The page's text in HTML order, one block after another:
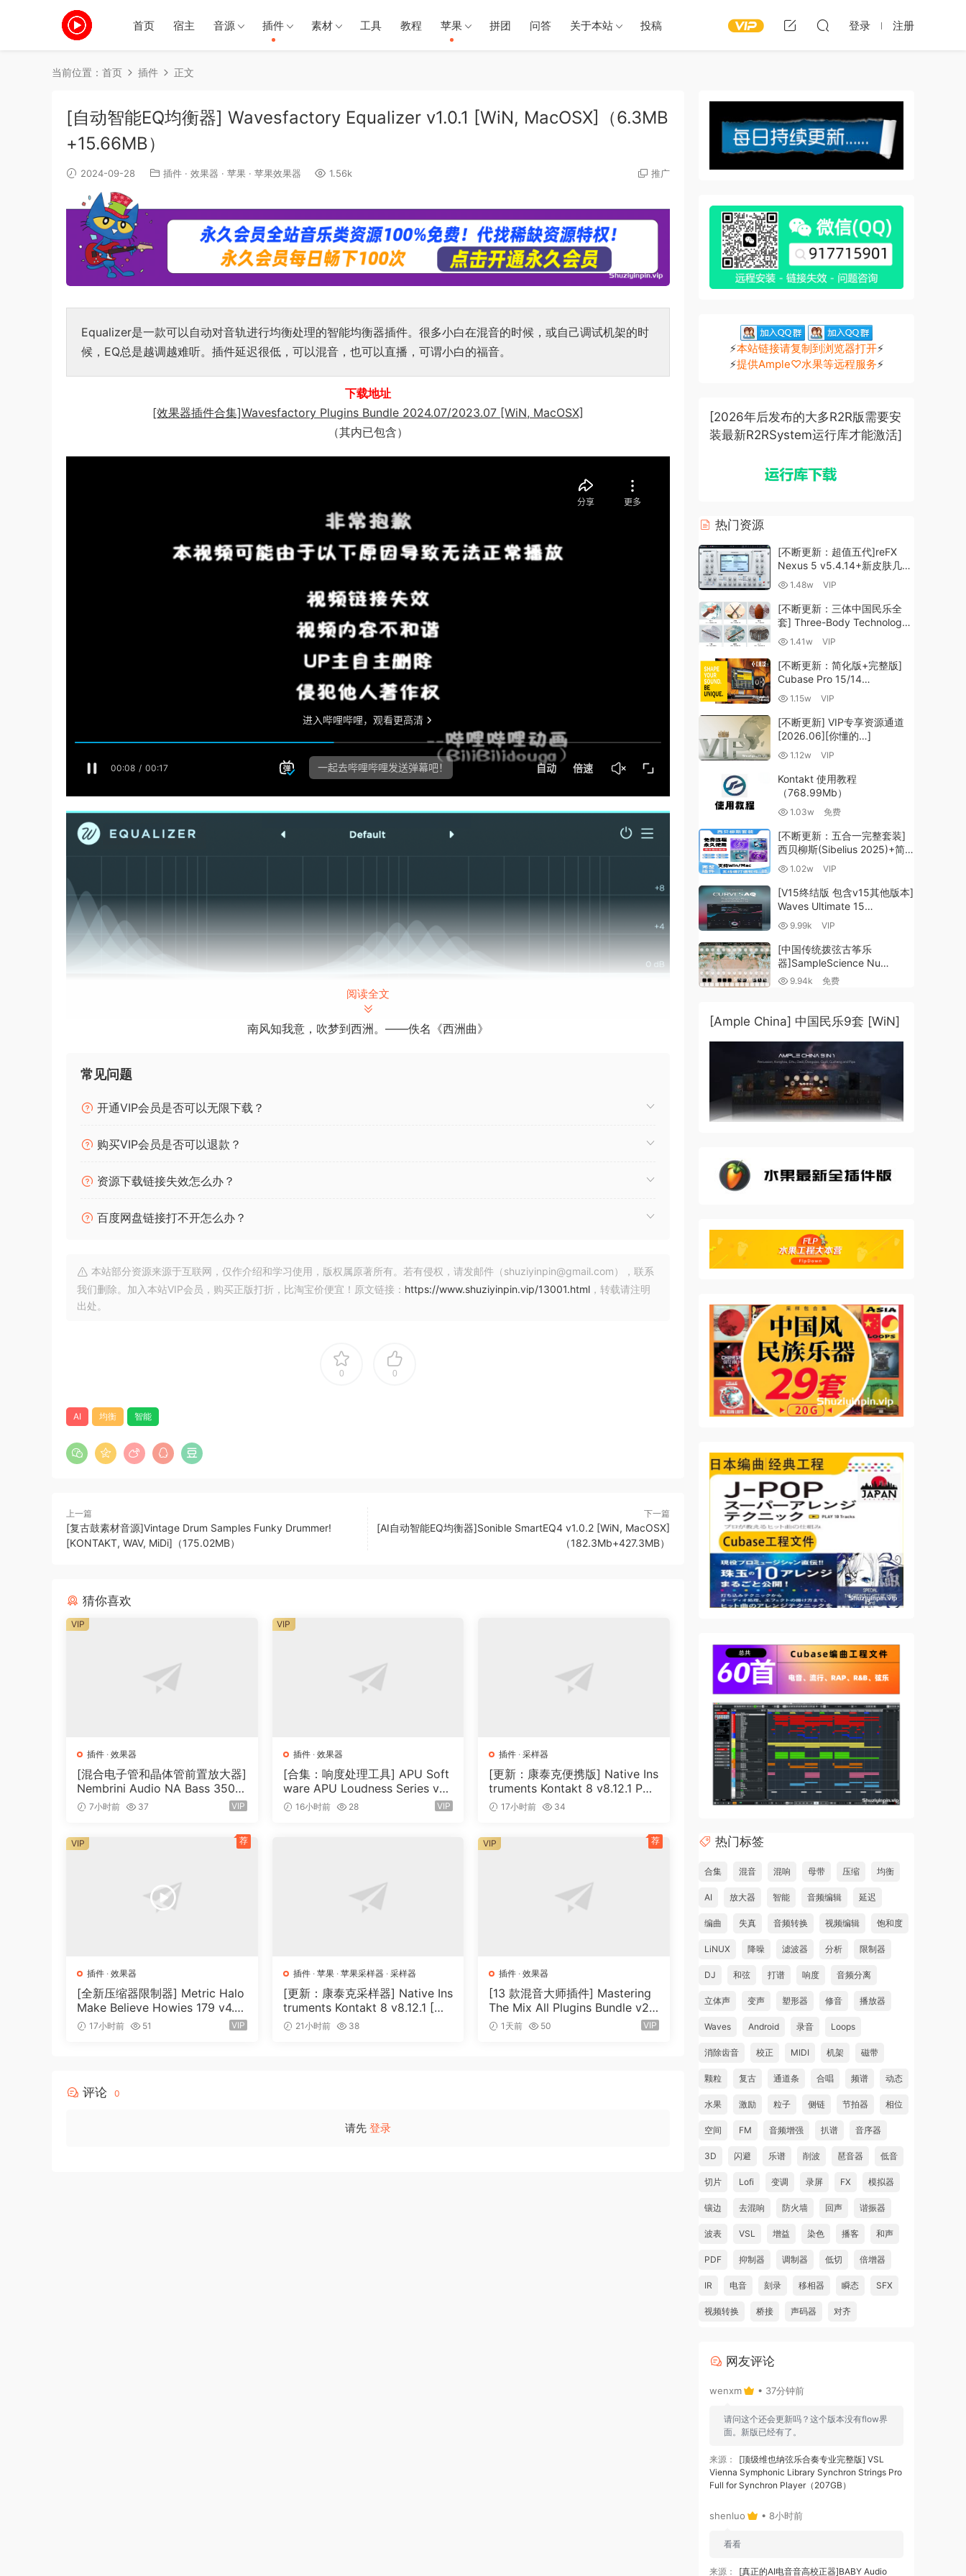
首页 宿主 音源 插件 素材 工具 教程 苹果 拼团 问答 关于本站 投稿 登录 注册
当前位置： 首页 插件 正文
[自动智能EQ均衡器] Wavesfactory Equalizer v1.0.1 [WiN, MacOSX]（6.3MB
+15.66MB）
2024-09-28 插件 · 效果器 · 苹果 · 苹果效果器 1.56k 推广
Equalizer是一款可以自动对音轨进行均衡处理的智能均衡器插件。很多小白在混音的时候，或自己调试机架的时
候，EQ总是越调越难听。插件延迟很低，可以混音，也可以直播，可谓小白的福音。
下载地址
[效果器插件合集]Wavesfactory Plugins Bundle 2024.07/2023.07 [WiN, MacOSX]
（其内已包含）
Win：Team R2R | 2023.07.07 | 6.3 MB
安装之后，使用Keygen激活。
Mac版
– 使用安装程序安装
– 始终阻止互联网连接
– 尽情享受吧！
它是字面意义上的均衡器；它试图使一切都平等。
不要只相信我们的话 – 现在就亲自尝试一下！
该插件的工作原理是将输入信号分成 32 个频段。对于每个频段，它计算增益，然后确定目标音量。在此基础上，均衡
器独立调整（增强或削减）每个频段的增益以达到所需的目标音量。有效地使所有频率具有相同的音量。
一切尽在掌控
即使可以用一个旋钮操作插件，均衡器也配备了一套精心策划的工具，可根据您的特定要求个性化插件。
这些功能包括中/侧处理、用于直接亮度控制的倾斜旋钮、攻击和释放参数、用于削减和增强的独立控制以及增量信号听
觉，以及具有自动增益功能的混合控制和输出增益。
效果极佳，更快的
均衡器可消除数字刺耳音，使沉闷的录音变得生动，消除不必要的共振并始终保持整体平衡。
均衡器从过多的地方获取，并在需要的地方添加。简而言之，它是一个均衡器。
Equalizer is an audio plugin that intelligently and automatically EQs your tracks.
Not all EQs are made EQUAL
determines a target volume. Based on this, Equalizer independently adjusts—either boosting or cutting—the
阅读全文
南风知我意，吹梦到西洲。——佚名《西洲曲》
常见问题
开通VIP会员是否可以无限下载？
购买VIP会员是否可以退款？
资源下载链接失效怎么办？
百度网盘链接打不开怎么办？
本站部分资源来源于互联网，仅作介绍和学习使用，版权属原著所有。若有侵权，请发邮件（shuziyinpin@gmail.com），联系
我们删除。加入本站VIP会员，购买正版打折，比淘宝价便宜！原文链接： https://www.shuziyinpin.vip/13001.html ，转载请注明
出处。
0 0
AI 均衡 智能
上一篇
[复古鼓素材音源]Vintage Drum Samples Funky Drummer!
[KONTAKT, WAV, MiDi]（175.02MB）
下一篇
[AI自动智能EQ均衡器]Sonible SmartEQ4 v1.0.2 [WiN, MacOSX]
（182.3Mb+427.3MB）
猜你喜欢
插件 · 效果器
[混合电子管和晶体管前置放大器]
Nembrini Audio NA Bass 3500
v1.0.0 Incl Keygen-R2R [WiN]
7小时前 37 VIP
VIP
插件· 效果器
[合集：响度处理工具] APU Soft
ware APU Loudness Series v5.
7.0 Incl Keygen-R2R [WiN]（5
16小时前 28 VIP
VIP
插件 ·采样器
[更新：康泰克便携版] Native Ins
truments Kontakt 8 v8.12.1 POR
TABLE-vkDanilov [WiN]（1.25
17小时前 34
插件 · 效果器
[全新压缩器限制器] Metric Halo
Make Believe Howies 179 v4.1.1
7-R2R [WiN]（30.0MB）
17小时前 51 VIP
VIP 荐
插件· 苹果· 苹果采样器· 采样器
[更新：康泰克采样器] Native Ins
truments Kontakt 8 v8.12.1 [Wi
N, MacOSX]（1.2GB+）
21小时前 38
插件 ·效果器
[13 款混音大师插件] Mastering
The Mix All Plugins Bundle v20
26.08.03 [WiN, MacOSX]（180
1天前 50 VIP
VIP 荐
评论 0
请先 登录
⚡本站链接请复制到浏览器打开⚡
⚡提供Ample♡水果等远程服务⚡
[2026年后发布的大多R2R版需要安
装最新R2RSystem运行库才能激活]
热门资源
[不断更新：超值五代]reFX
Nexus 5 v5.4.14+新皮肤几十
套+原厂+全套扩展+教程
1.48w VIP
[不断更新：三体中国民乐全
套] Three-Body Technology-
R2R [WiN, MacOSX]
1.41w VIP
[不断更新：简化版+完整版]
Cubase Pro 15/14
VR/R2R/U2B+原厂音源+插件
MacOSX]（704.0MB+）
1.15w VIP
[不断更新] VIP专享资源通道
[2026.06][你懂的…]
1.12w VIP
Kontakt 使用教程
（768.99Mb）
1.03w 免费
[不断更新：五合一完整套装]
西贝柳斯(Sibelius 2025)+简
谱插件V8+图片识别+音频识别
MacOSX]（80.48GB+）
1.02w VIP
[V15终结版 包含v15其他版本]
Waves Ultimate 15
v25.05.27+一键安装版+安装
MacOSX]
（4.1GB+10.2GB+9.6GB）
9.99k VIP
[中国传统拨弦古筝乐
器]SampleScience Nu
Guzheng v2.0 x64 VST
9.94k 免费
[Ample China] 中国民乐9套 [WiN]
热门标签
合集 混音 混响 母带 压缩 均衡
AI 放大器 智能 音频编辑 延迟
编曲 失真 音频转换 视频编辑 饱和度
LiNUX 降噪 滤波器 分析 限制器
DJ 和弦 打谱 响度 音频分离
立体声 变声 塑形器 修音 播放器
Waves Android 录音 Loops
消除齿音 校正 MIDI 机架 磁带
颗粒 复古 通道条 合唱 频谱 动态
水果 激励 粒子 侧链 节拍器 相位
空间 FM 音频增强 扒谱 音序器
3D 闪避 乐谱 削波 琶音器 低音
切片 Lofi 变调 录屏 FX 模拟器
镶边 去混响 防火墙 回声 谐振器
波表 VSL 增益 染色 播客 和声
PDF 抑制器 调制器 低切 倍增器
IR 电音 刻录 移相器 瞬态 SFX
视频转换 桥接 声码器 对齐
网友评论
wenxm • 37分钟前
请问这个还会更新吗？这个版本没有flow界
面。新版已经有了。
来源：
[顶级维也纳弦乐合奏专业完整版] VSL
Vienna Symphonic Library Synchron Strings Pro
Full for Synchron Player（207GB）
shenluo • 8小时前
看看
来源： [真正的AI电音音高校正器]BABY Audio